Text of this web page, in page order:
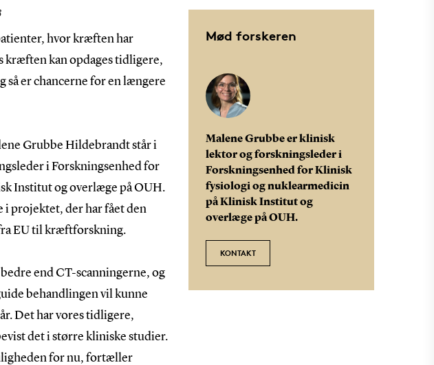
hvor kræften har
kræften kan opdages tidligere,
så er chancerne for en længere
Grubbe Hildebrandt står i
i Forskningsenhed for
Institut og overlæge på OUH.
i projektet, der har fået den
EU til kræftforskning.
end CT-scanningerne, og
behandlingen vil kunne
Det har vores tidligere,
det i større kliniske studier.
for nu, fortæller
Mød forskeren
Malene Grubbe er klinisk
lektor og forskningsleder i
Forskningsenhed for Klinisk
fysiologi og nuklearmedicin
på Klinisk Institut og
overlæge på OUH.
KONTAKT